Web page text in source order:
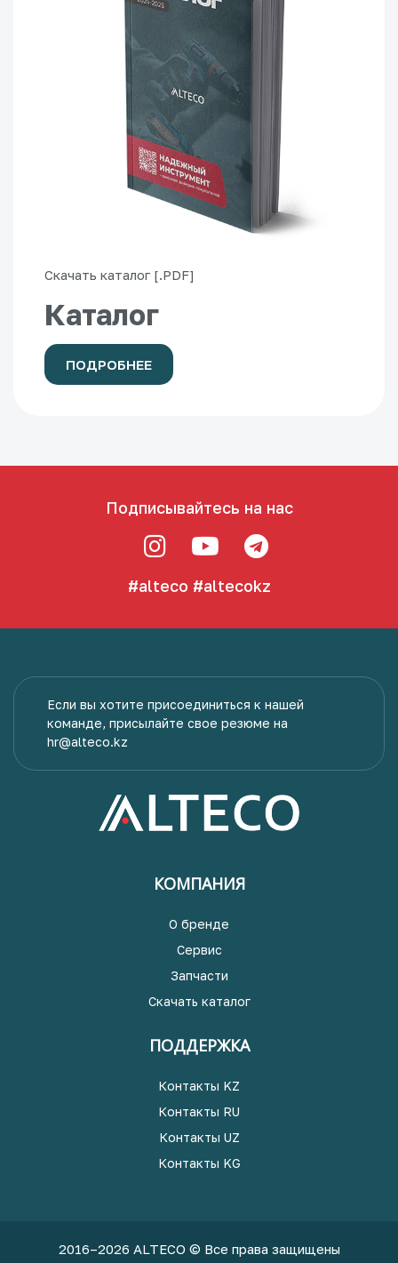
Скачать каталог [.PDF]
Каталог
ПОДРОБНЕЕ
Подписывайтесь на нас
#alteco #altecokz
Если вы хотите присоединиться к нашей
команде, присылайте свое резюме на
hr@alteco.kz
КОМПАНИЯ
О бренде
Сервис
Запчасти
Скачать каталог
ПОДДЕРЖКА
Контакты KZ
Контакты RU
Контакты UZ
Контакты KG
2016–2026 ALTECO © Все права защищены